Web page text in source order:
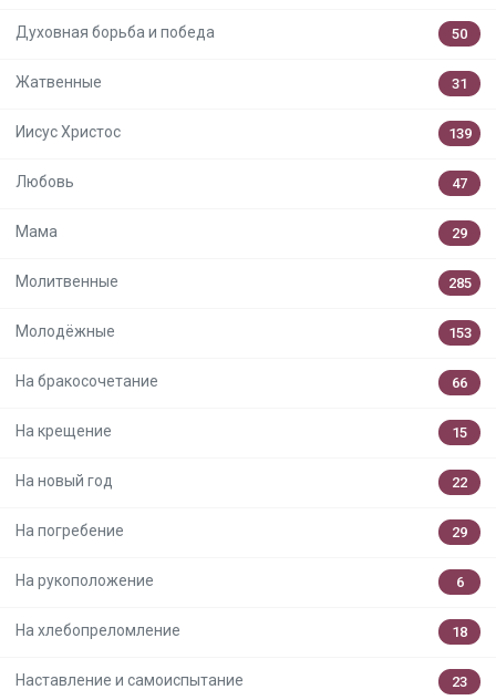
Духовная борьба и победа 50
Жатвенные 31
Иисус Христос 139
Любовь 47
Мама 29
Молитвенные 285
Молодёжные 153
На бракосочетание 66
На крещение 15
На новый год 22
На погребение 29
На рукоположение 6
На хлебопреломление 18
Наставление и самоиспытание 23